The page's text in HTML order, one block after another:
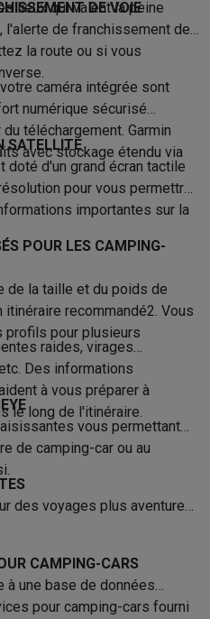
Smartphones Samsung
Coques SamsungToutes les
Trackers d’activité
Chargeurs sans filCâbles
GPSÉcouteurs sans fil
Talkie walkie
Babyphones
WebcamsEnceintes PC
d'encre & papierCricut
d'accèsAdaptateurs CPL &
durs externesSSDClés USB
Office Anti-Virus
Housses & sacs Supports
PS5Jeux PS4Manettes
Nintendo SwitchManettes
PC gamer Écrans gaming
Microphones gaming
Trackers d’activité
DashcamsGPSCoyote
lieux qui valent la peine
DE VOIE
l'alerte de franchissement de
la route ou si vous
caméra intégrée sont
numérique sécurisé
téléchargement. Garmin
avec stockage étendu via
SATELLITE
doté d'un grand écran tactile
pour vous permettre
importantes sur la
POUR LES CAMPING-
de la taille et du poids de
recommandé2. Vous
profils pour plusieurs
raides, virages
Des informations
à vous préparer à
le long de l'itinéraire.
vous permettant
de camping-car ou au
des voyages plus aventureux
CAMPING-CARS
une base de données
pour camping-cars fourni